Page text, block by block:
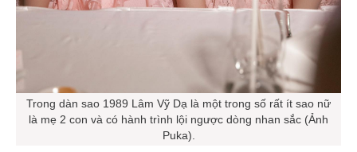
Trong dàn sao 1989 Lâm Vỹ Dạ là một trong số rất ít sao nữ
là mẹ 2 con và có hành trình lội ngược dòng nhan sắc (Ảnh
Puka).